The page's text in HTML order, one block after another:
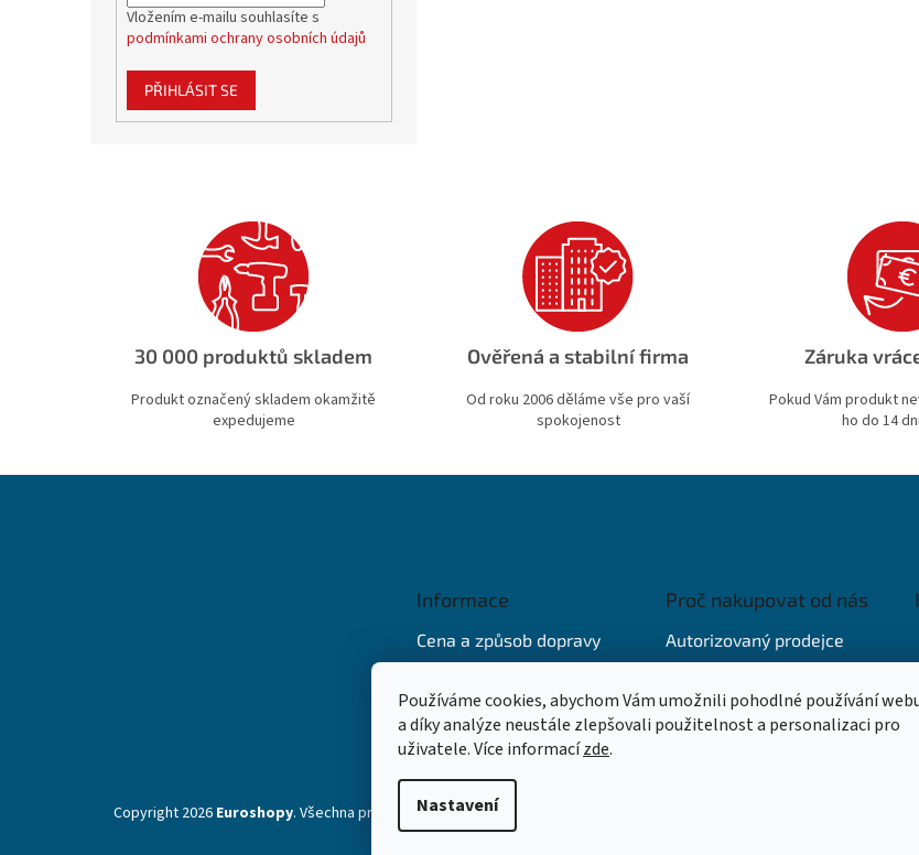
Používáme cookies, abychom Vám umožnili pohodlné používání
a díky analýze neustále zlepšovali použitelnost a personalizaci pro
uživatele. Více informacízde.
Nastavení
Vložením e-mailu souhlasíte s
podmínkami ochrany osobních údajů
PŘIHLÁSIT SE
30 000 produktů skladem
Produkt označený skladem okamžitě
expedujeme
Ověřená a stabilní firma
Od roku 2006 děláme vše pro vaší
spokojenost
Záruka
Pokud Vám produkt
ho do 14
Informace
Cena a způsob dopravy
Ochrana osobních údajů
Proč nakupovat od nás
Autorizovaný prodejce
Pouze originální zboží
Copyright 2026 Euroshopy. Všechna práva vyhrazena.